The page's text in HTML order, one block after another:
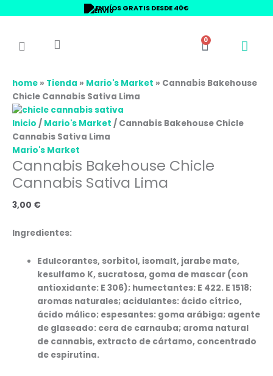
al
ENVÍOS GRATIS DESDE 40€
0
Carrito
home » Tienda » Mario's Market » Cannabis Bakehouse
Chicle Cannabis Sativa Lima
Inicio / Mario's Market / Cannabis Bakehouse Chicle
Cannabis Sativa Lima
Mario's Market
Cannabis Bakehouse Chicle
Cannabis Sativa Lima
3,00 €
Ingredientes:
Edulcorantes, sorbitol, isomalt, jarabe mate,
kesulfamo K, sucratosa, goma de mascar (con
antioxidante: E 306); humectantes: E 422. E 1518;
aromas naturales; acidulantes: ácido cítrico,
ácido málico; espesantes: goma arábiga; agente
de glaseado: cera de carnauba; aroma natural
de cannabis, extracto de cártamo, concentrado
de espirutina.